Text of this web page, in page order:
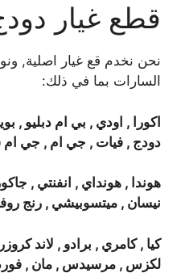
قطع غيار
نحن نخدم قع غيار اصلية,
السارات بما في ذلك:
اكورا , اودي , بي ام دبليو ,
دودج , فيات , جي ام , جي
هوندا , هونداي , انفنتي ,
نيسان , ميتسوبيشي , رنج
كيا , كامري , برادو , لاند
لكزس , مرسيدس , مان ,